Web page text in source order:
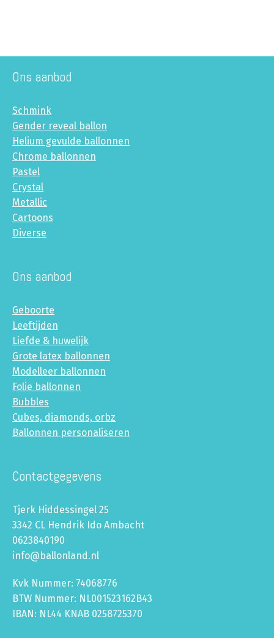
Ons aanbod
Schmink
Gender reveal ballon
Helium gevulde ballonnen
Chrome ballonnen
Pastel
Crystal
Metallic
Cartoons
Diverse
Ons aanbod
Geboorte
Leeftijden
Liefde & huwelijk
Grote latex ballonnen
Modelleer ballonnen
Folie ballonnen
Bubbles
Cubes, diamonds, orbz
Ballonnen personaliseren
Contactgegevens
Tjerk Hiddessingel 25
3342 CL Hendrik Ido Ambacht
0623840190
info@ballonland.nl
Kvk Nummer: 74068776
BTW Nummer: NL001523162B43
IBAN: NL44 KNAB 0258725370